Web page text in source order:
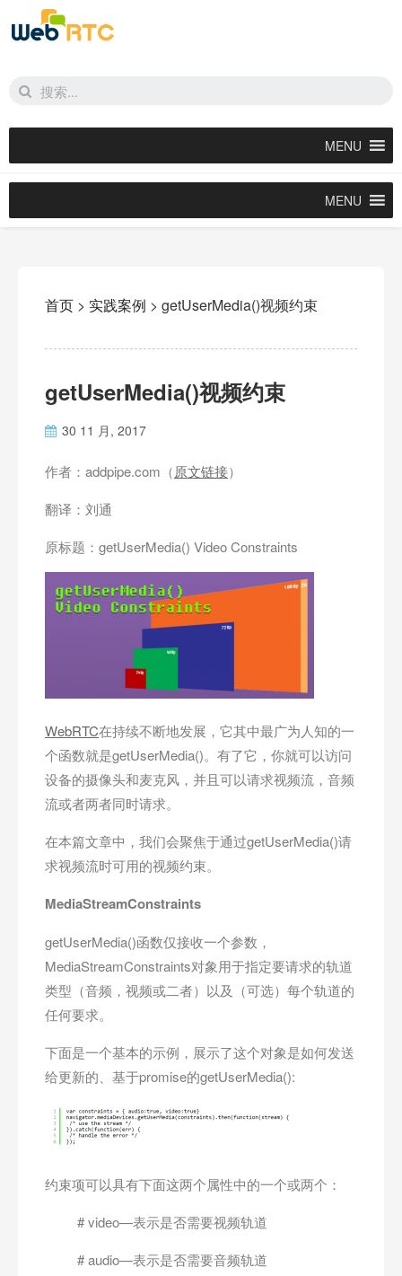
MENU
MENU
首页 > 实践案例 > getUserMedia()视频约束
getUserMedia()视频约束
30 11 月, 2017
作者：addpipe.com（原文链接）
翻译：刘通
原标题：getUserMedia() Video Constraints
WebRTC在持续不断地发展，它其中最广为人知的一
个函数就是getUserMedia()。有了它，你就可以访问
设备的摄像头和麦克风，并且可以请求视频流，音频
流或者两者同时请求。
在本篇文章中，我们会聚焦于通过getUserMedia()请
求视频流时可用的视频约束。
MediaStreamConstraints
getUserMedia()函数仅接收一个参数，
MediaStreamConstraints对象用于指定要请求的轨道
类型（音频，视频或二者）以及（可选）每个轨道的
任何要求。
下面是一个基本的示例，展示了这个对象是如何发送
给更新的、基于promise的getUserMedia():
约束项可以具有下面这两个属性中的一个或两个：
# video—表示是否需要视频轨道
# audio—表示是否需要音频轨道